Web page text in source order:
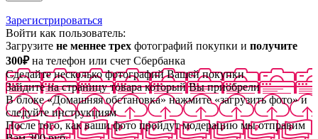
Зарегистрироваться
Войти как пользователь:
Загрузите не меннее трех фотографий покупки и получите
300₽на телефон или счет Сбербанка
Сделайте несколько фотографий Вашей покупки
Зайдите на страницу товара который Вы приобрели
В блоке «Домашняя обстановка» нажмите «загрузить фото» и
следуйте инструкциям
После того, как ваши фото пройдут модерацию мы отправим